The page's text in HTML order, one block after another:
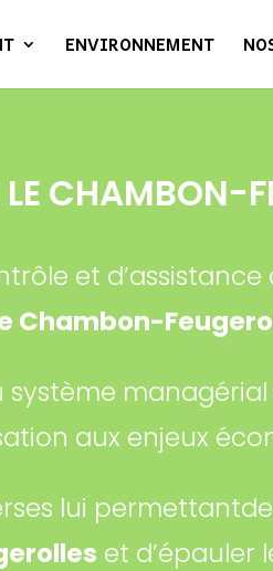
ENVIRONNEMENT
CHAMBON-
et d’assistance
Chambon-
aux enjeux
lui
et d’épauler